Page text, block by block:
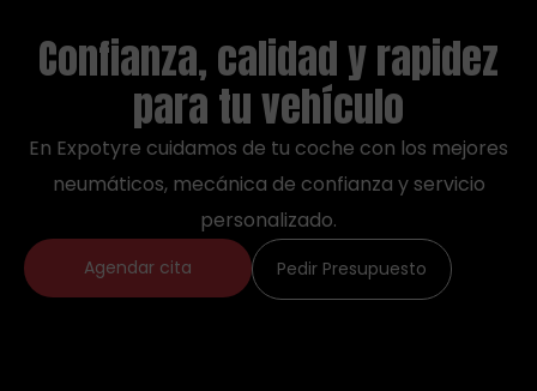
Confianza, calidad y rapidez
para tu vehículo
En Expotyre cuidamos de tu coche con los mejores
neumáticos, mecánica de confianza y servicio
personalizado.
Agendar cita Pedir Presupuesto